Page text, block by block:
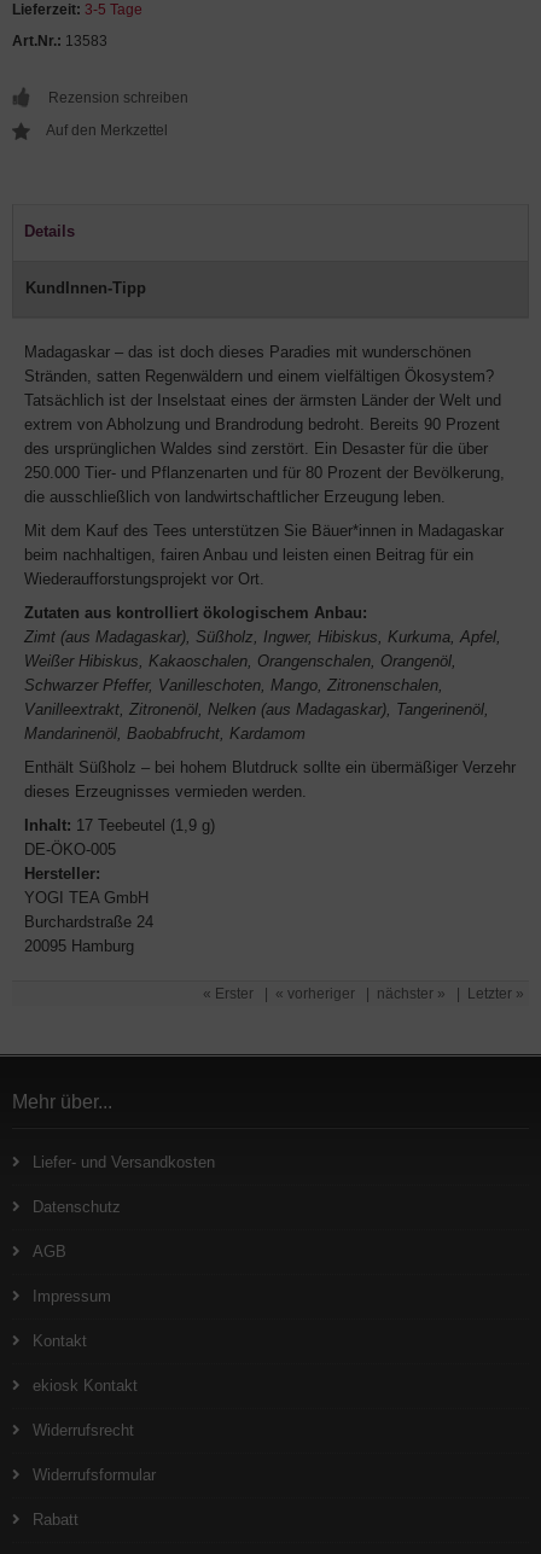
Lieferzeit: 3-5 Tage
Art.Nr.: 13583
Rezension schreiben
Details
KundInnen-Tipp
Madagaskar – das ist doch dieses Paradies mit wunderschönen
Stränden, satten Regenwäldern und einem vielfältigen Ökosystem?
Tatsächlich ist der Inselstaat eines der ärmsten Länder der Welt und
extrem von Abholzung und Brandrodung bedroht. Bereits 90 Prozent
des ursprünglichen Waldes sind zerstört. Ein Desaster für die über
250.000 Tier- und Pflanzenarten und für 80 Prozent der Bevölkerung,
die ausschließlich von landwirtschaftlicher Erzeugung leben.
Mit dem Kauf des Tees unterstützen Sie Bäuer*innen in Madagaskar
beim nachhaltigen, fairen Anbau und leisten einen Beitrag für ein
Wiederaufforstungsprojekt vor Ort.
Zutaten aus kontrolliert ökologischem Anbau:
Zimt (aus Madagaskar), Süßholz, Ingwer, Hibiskus, Kurkuma, Apfel,
Weißer Hibiskus, Kakaoschalen, Orangenschalen, Orangenöl,
Schwarzer Pfeffer, Vanilleschoten, Mango, Zitronenschalen,
Vanilleextrakt, Zitronenöl, Nelken (aus Madagaskar), Tangerinenöl,
Mandarinenöl, Baobabfrucht, Kardamom
Enthält Süßholz – bei hohem Blutdruck sollte ein übermäßiger Verzehr
dieses Erzeugnisses vermieden werden.
Inhalt: 17 Teebeutel (1,9 g)
DE-ÖKO-005
Hersteller:
YOGI TEA GmbH
Burchardstraße 24
20095 Hamburg
« Erster « vorheriger nächster » Letzter »
Mehr über...
Liefer- und Versandkosten
Datenschutz
AGB
Impressum
Kontakt
ekiosk Kontakt
Widerrufsrecht
Widerrufsformular
Rabatt